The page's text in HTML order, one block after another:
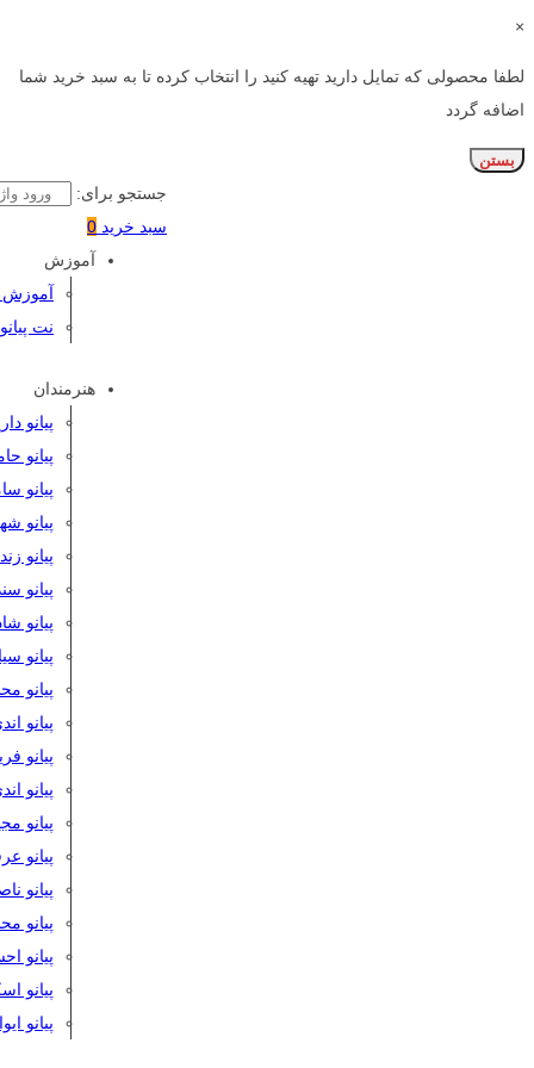
×
لطفا محصولی که تمایل دارید تهیه کنید را انتخاب کرده تا به سبد خرید شما
اضافه گردد
بستن
جستجو برای:
سبد خرید 0
آموزش
آموزش
نت پیانو
هنرمندان
پیانو
پیانو
پیانو
پیانو
پیانو
پیانو
پیانو
پیانو
پیانو
پیانو
پیانو
پیانو
پیانو
پیانو
پیانو
پیانو
پیانو
پیانو
پیانو